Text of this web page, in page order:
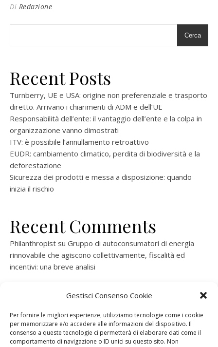
Gestisci Consenso Cookie
Per fornire le migliori esperienze, utilizziamo tecnologie come i cookie
per memorizzare e/o accedere alle informazioni del dispositivo. Il
consenso a queste tecnologie ci permetterà di elaborare dati come il
comportamento di navigazione o ID unici su questo sito. Non
Di Redazione
Cerca
Recent Posts
Turnberry, UE e USA: origine non preferenziale e trasporto
diretto. Arrivano i chiarimenti di ADM e dell’UE
Responsabilità dell’ente: il vantaggio dell’ente e la colpa in
organizzazione vanno dimostrati
ITV: è possibile l’annullamento retroattivo
EUDR: cambiamento climatico, perdita di biodiversità e la
deforestazione
Sicurezza dei prodotti e messa a disposizione: quando
inizia il rischio
Recent Comments
Philanthropist su Gruppo di autoconsumatori di energia
rinnovabile che agiscono collettivamente, fiscalità ed
incentivi: una breve analisi
rinnovabile che agiscono collettivamente, fiscalità ed
ramatogelsuGruppo di autoconsumatori di energia
rinnovabile che agiscono collettivamente, fiscalità ed